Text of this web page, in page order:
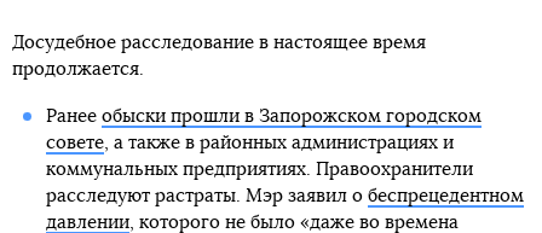
Досудебное расследование в настоящее время
продолжается.
Ранее обыски прошли в Запорожском городском
совете, а также в районных администрациях и
коммунальных предприятиях. Правоохранители
расследуют растраты. Мэр заявил о беспрецедентном
давлении, которого не было «даже во времена